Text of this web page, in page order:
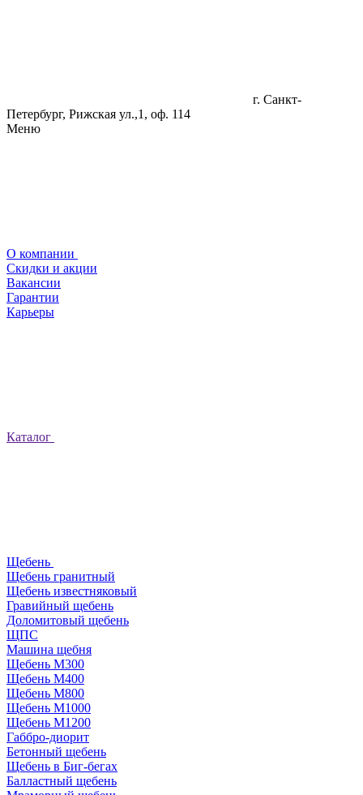
г. Санкт-
Петербург, Рижская ул.,1, оф. 114
Меню
О компании
Скидки и акции
Вакансии
Гарантии
Карьеры
Каталог
Щебень
Щебень гранитный
Щебень известняковый
Гравийный щебень
Доломитовый щебень
ЩПС
Машина щебня
Щебень М300
Щебень М400
Щебень М800
Щебень М1000
Щебень М1200
Габбро-диорит
Бетонный щебень
Щебень в Биг-бегах
Балластный щебень